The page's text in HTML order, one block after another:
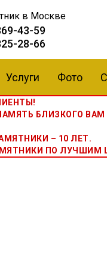
в Москве
43-59
28-66
Услуги Фото
БЛИЗКОГО ВАМ
– 10 ЛЕТ.
ПО ЛУЧШИМ